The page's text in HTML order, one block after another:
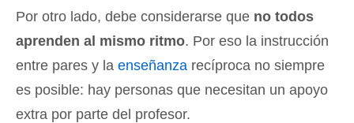
Por otro lado, debe considerarse que no todos
aprenden al mismo ritmo. Por eso la instrucción
entre pares y la enseñanza recíproca no siempre
es posible: hay personas que necesitan un apoyo
extra por parte del profesor.